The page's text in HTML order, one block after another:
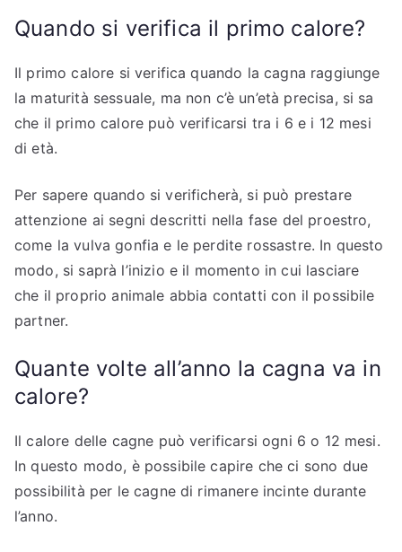
Quando si verifica il primo calore?
Il primo calore si verifica quando la cagna raggiunge
la maturità sessuale, ma non c’è un’età precisa, si sa
che il primo calore può verificarsi tra i 6 e i 12 mesi
di età.
Per sapere quando si verificherà, si può prestare
attenzione ai segni descritti nella fase del proestro,
come la vulva gonfia e le perdite rossastre. In questo
modo, si saprà l’inizio e il momento in cui lasciare
che il proprio animale abbia contatti con il possibile
partner.
Quante volte all’anno la cagna va in
calore?
Il calore delle cagne può verificarsi ogni 6 o 12 mesi.
In questo modo, è possibile capire che ci sono due
possibilità per le cagne di rimanere incinte durante
l’anno.